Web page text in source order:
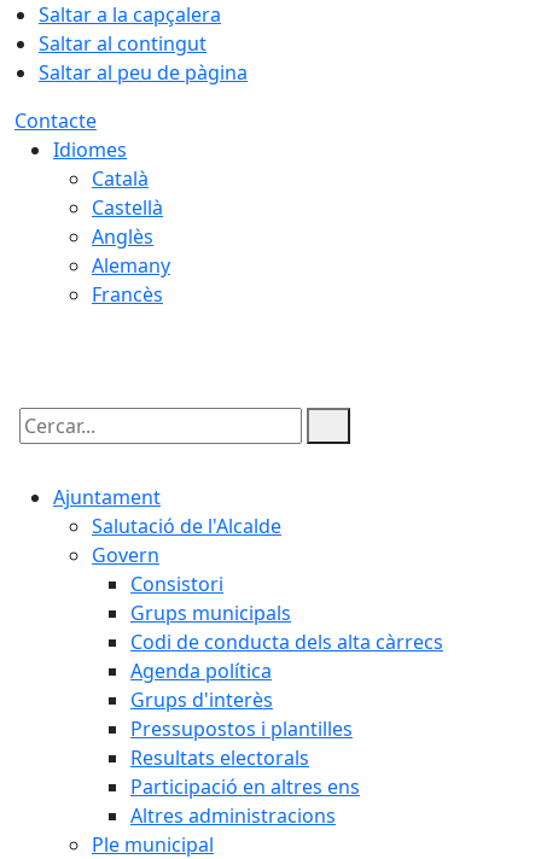
Saltar a la capçalera
Saltar al contingut
Saltar al peu de pàgina
Contacte
Idiomes
Català
Castellà
Anglès
Alemany
Francès
Cercar:
Ajuntament
Salutació de l'Alcalde
Govern
Consistori
Grups municipals
Codi de conducta dels alta càrrecs
Agenda política
Grups d'interès
Pressupostos i plantilles
Resultats electorals
Participació en altres ens
Altres administracions
Ple municipal